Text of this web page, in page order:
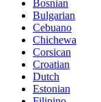
Bosnian
Bulgarian
Cebuano
Chichewa
Corsican
Croatian
Dutch
Estonian